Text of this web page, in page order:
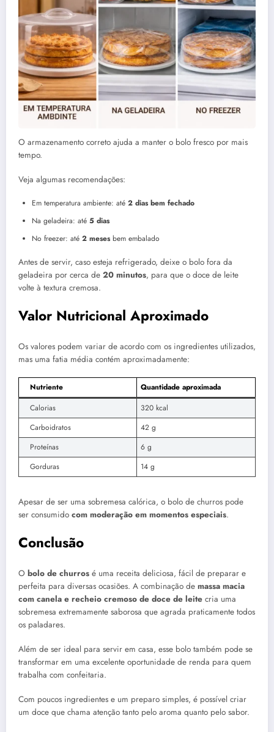
O armazenamento correto ajuda a manter o bolo fresco por mais
tempo.
Veja algumas recomendações:
Em temperatura ambiente: até 2 dias bem fechado
Na geladeira: até 5 dias
No freezer: até 2 mesesbem embalado
Antes de servir, caso esteja refrigerado, deixe o bolo fora da
geladeira por cerca de 20 minutos, para que o doce de leite
volte à textura cremosa.
Valor Nutricional Aproximado
Os valores podem variar de acordo com os ingredientes utilizados,
mas uma fatia média contém aproximadamente:
Nutriente
Quantidade aproximada
Calorias
320 kcal
Carboidratos
42 g
Proteínas
6 g
Gorduras
14 g
Apesar de ser uma sobremesa calórica, o bolo de churros pode
ser consumido com moderação em momentos especiais.
Conclusão
O bolo de churros é uma receita deliciosa, fácil de preparar e
perfeita para diversas ocasiões. A combinação de massa macia
com canela e recheio cremoso de doce de leite cria uma
sobremesa extremamente saborosa que agrada praticamente todos
os paladares.
Além de ser ideal para servir em casa, esse bolo também pode se
transformar em uma excelente oportunidade de renda para quem
trabalha com confeitaria.
Com poucos ingredientes e um preparo simples, é possível criar
um doce que chama atenção tanto pelo aroma quanto pelo sabor.